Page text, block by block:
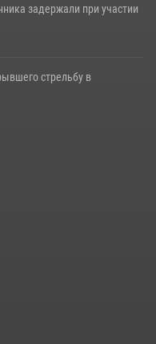
задержали при участии
стрельбу в